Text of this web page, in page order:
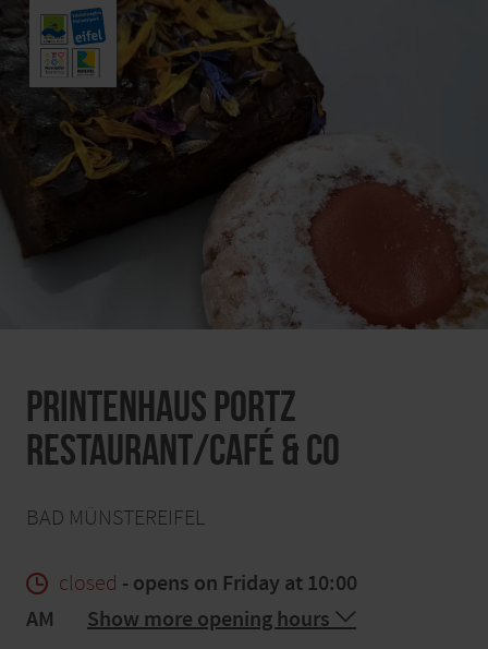
Printenhaus Portz
Restaurant/Café & Co
BAD MÜNSTEREIFEL
closed - opens on Friday at 10:00
AM
Show more opening hours